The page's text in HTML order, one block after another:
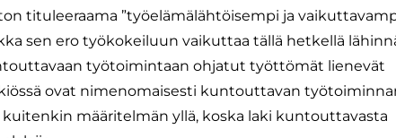
tituleeraama ”työelämälähtöisempi ja
sen ero työkokeiluun vaikuttaa tällä hetkellä
työtoimintaan ohjatut työttömät lienevät
ovat nimenomaisesti kuntouttavan
määritelmän yllä, koska laki kuntouttavasta